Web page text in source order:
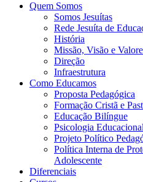
Quem Somos
Somos Jesuítas
Rede Jesuíta de
História
Missão, Visão e
Direção
Infraestrutura
Como Educamos
Proposta Pedagógica
Formação Cristã e
Educação Bilíngue
Psicologia Educacional
Projeto Político
Política Interna de
Adolescente
Diferenciais